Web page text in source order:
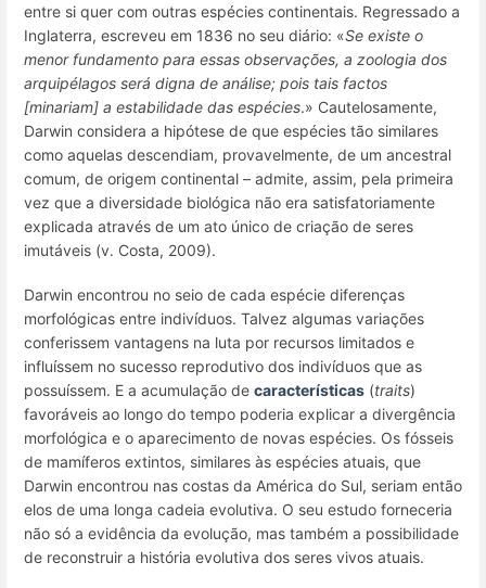
entre si quer com outras espécies continentais. Regressado a
Inglaterra, escreveu em 1836 no seu diário: «Se existe o
menor fundamento para essas observações, a zoologia dos
arquipélagos será digna de análise; pois tais factos
[minariam] a estabilidade das espécies.» Cautelosamente,
Darwin considera a hipótese de que espécies tão similares
como aquelas descendiam, provavelmente, de um ancestral
comum, de origem continental – admite, assim, pela primeira
vez que a diversidade biológica não era satisfatoriamente
explicada através de um ato único de criação de seres
imutáveis (v. Costa, 2009).
Darwin encontrou no seio de cada espécie diferenças
morfológicas entre indivíduos. Talvez algumas variações
conferissem vantagens na luta por recursos limitados e
influíssem no sucesso reprodutivo dos indivíduos que as
possuíssem. E a acumulação de características (traits)
favoráveis ao longo do tempo poderia explicar a divergência
morfológica e o aparecimento de novas espécies. Os fósseis
de mamíferos extintos, similares às espécies atuais, que
Darwin encontrou nas costas da América do Sul, seriam então
elos de uma longa cadeia evolutiva. O seu estudo forneceria
não só a evidência da evolução, mas também a possibilidade
de reconstruir a história evolutiva dos seres vivos atuais.